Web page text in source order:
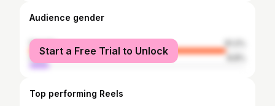
Audience gender
female
91.2%
male
Start a Free Trial to Unlock
Top performing Reels